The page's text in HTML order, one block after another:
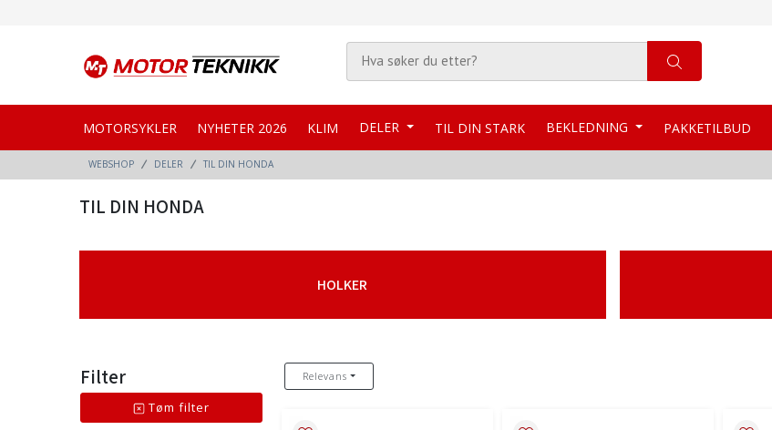
MOTORSYKLER NYHETER 2026 KLIM DELER TIL DIN STARK BEKLEDNING PAKKETILBUD
WEBSHOP DELER TIL DIN HONDA
TIL DIN HONDA
HOLKER
Filter
Tøm filter
Relevans